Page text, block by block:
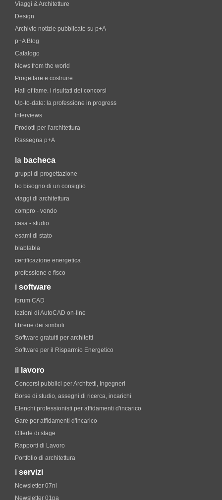
Viaggi & Architetture
Design
Archivio notizie pubblicate su p+A
p+A Blog
Catalogo
News from the world
Progettare e costruire
Hall of fame. i risultati dei concorsi
Up-to-date: la professione in progress
Interviews
Prodotti per l'architettura
Rassegna p+A
la bacheca
gruppi di progettazione
ho bisogno di un consiglio
viaggi di architettura
compro - vendo
casa - studio
esami di stato
blablabla
certificazione energetica
professione e fisco
i software
forum CAD
lezioni di AutoCAD on-line
librerie dei simboli
Software gratuiti per architetti
Software per il Risparmio Energetico
il lavoro
Concorsi pubblici per Architetti, Ingegneri
Borse di studio, assegni di ricerca, incarichi
Elenchi professionisti per affidamenti d'incarico
Gare per affidamenti d'incarico
Offerte di stage
Rapporti di Lavoro
Portfolio di architettura
i servizi
Newsletter 07nl
Newsletter 01pa